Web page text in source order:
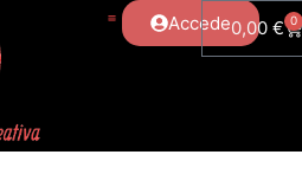
Accede0,00 € 0